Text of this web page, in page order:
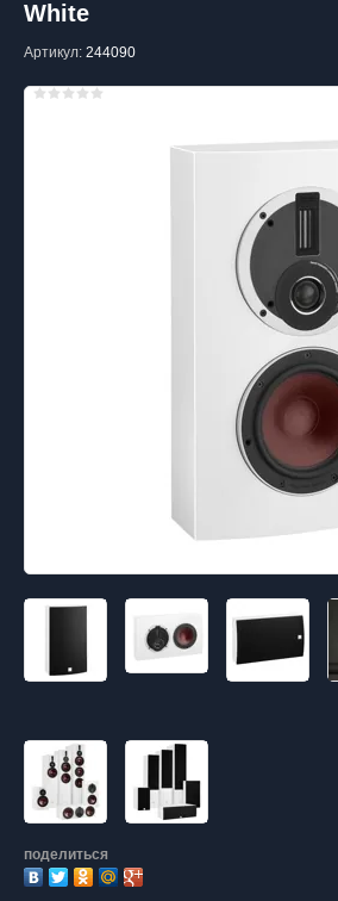
White
Артикул: 244090
поделиться